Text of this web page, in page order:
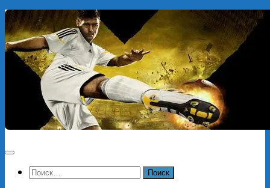
Перейти
к
содержимому
Найти: